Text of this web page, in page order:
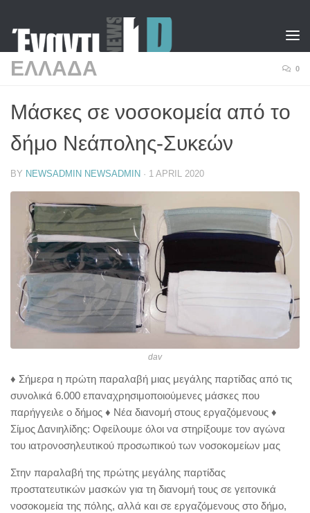
ΕΛΛΑΔΑ 0
Μάσκες σε νοσοκομεία από το
δήμο Νεάπολης-Συκεών
BY NEWSADMIN NEWSADMIN · 1 APRIL 2020
dav
♦ Σήμερα η πρώτη παραλαβή μιας μεγάλης παρτίδας από τις
συνολικά 6.000 επαναχρησιμοποιούμενες μάσκες που
παρήγγειλε ο δήμος ♦ Νέα διανομή στους εργαζόμενους ♦
Σίμος Δανιηλίδης: Οφείλουμε όλοι να στηρίξουμε τον αγώνα
του ιατρονοσηλευτικού προσωπικού των νοσοκομείων μας
Στην παραλαβή της πρώτης μεγάλης παρτίδας
προστατευτικών μασκών για τη διανομή τους σε γειτονικά
νοσοκομεία της πόλης, αλλά και σε εργαζόμενους στο δήμο,